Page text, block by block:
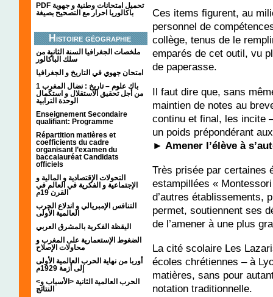
PDF تحميل امتحانات وطنية و جهوية
باكالوريا احرار مع التصحيح بصيغة
Histoire géographie
ملخصات الجغرافيا السنة الثانية من
سلك الباكالور
امتحان جهوي في التاريخ و الجغرافيا
1 باك علوم – تاريخ : نضال المغرب
من أجل تحقيق الاستقلال و استكمال
الوحدة الترابية
Enseignement Secondaire
qualifiant: Programme
Répartition matières et
coefficients du cadre
organisant l’examen du
baccalauréat Candidats
officiels
التحولات الإقتصادية و المالية و
الإجتماعية و الفكرية في العالم في
القرن 19م
التنافس الإمبريالي و اندلاع الحرب
العالمية الأولى
اليقظة الفكرية بالمشرق العربي
الضغوط الإستعمارية على المغرب و
محاولات الإصلاح
أوربا من نهاية الحرب العالمية الأولى
إلى أزمة 1929م
<الحرب العالمية الثانية <الأسباب و
النتائج
Ces items figurent, au
personnel de
collège, tenus de le
emparés de cet outil, vu
de paperasse.
Il faut dire que, sans
maintien de notes au
continu et final, les incite
un poids prépondérant
► Amener l’élève à
Très prisée par certaines
estampillées «
d’autres établissements,
permet, soutiennent ses
de l’amener à une plus
La cité scolaire Les
écoles chrétiennes – à
matières, sans pour
notation traditionnelle.